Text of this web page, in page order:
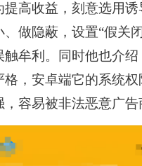
提高收益，刻意选用
做隐蔽，设置“假关闭
触牟利。同时他也介绍
，安卓端它的系统权
容易被非法恶意广告